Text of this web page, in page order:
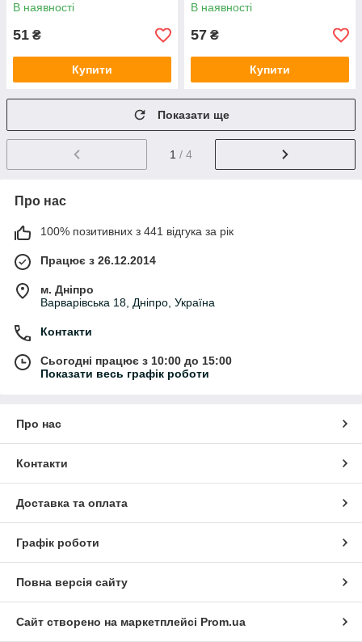
В наявності
51 ₴
Купити
В наявності
57 ₴
Купити
Показати ще
1 / 4
Про нас
100% позитивних з 441 відгука за рік
Працює з 26.12.2014
м. Дніпро
Варварівська 18, Дніпро, Україна
Контакти
Сьогодні працює з 10:00 до 15:00
Показати весь графік роботи
Про нас
Контакти
Доставка та оплата
Графік роботи
Повна версія сайту
Сайт створено на маркетплейсі Prom.ua